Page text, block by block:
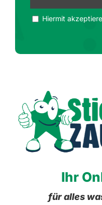
Hiermit
Ihr
für alles